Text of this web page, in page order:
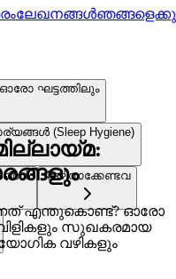
ലേഖനങ്ങൾ
ഘട്ടത്തിലും
(Sleep Hygiene)
4ഒഴിവാക്കേണ്ടവ
എന്തുകൊണ്ട്? ഓരോ
സുഖകരമായ
വഴികളും